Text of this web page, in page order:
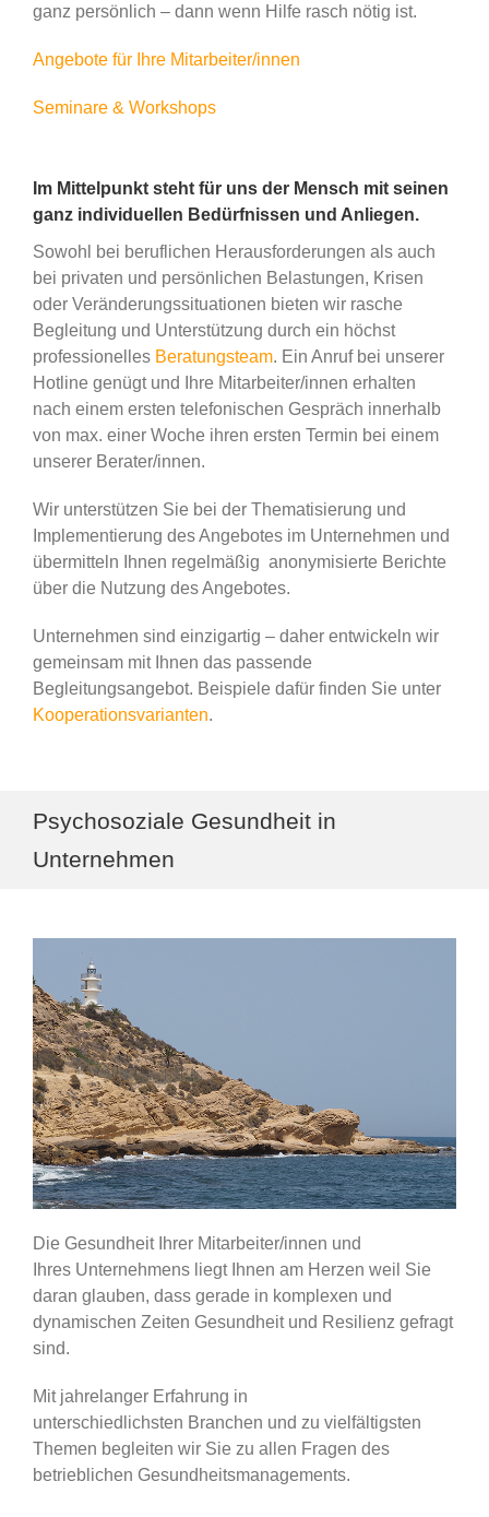
ganz persönlich – dann wenn Hilfe rasch nötig ist.
Angebote für Ihre Mitarbeiter/innen
Seminare & Workshops
Im Mittelpunkt steht für uns der Mensch mit seinen
ganz individuellen Bedürfnissen und Anliegen.
Sowohl bei beruflichen Herausforderungen als auch
bei privaten und persönlichen Belastungen, Krisen
oder Veränderungssituationen bieten wir rasche
Begleitung und Unterstützung durch ein höchst
professionelles Beratungsteam. Ein Anruf bei unserer
Hotline genügt und Ihre Mitarbeiter/innen erhalten
nach einem ersten telefonischen Gespräch innerhalb
von max. einer Woche ihren ersten Termin bei einem
unserer Berater/innen.
Wir unterstützen Sie bei der Thematisierung und
Implementierung des Angebotes im Unternehmen und
übermitteln Ihnen regelmäßig anonymisierte Berichte
über die Nutzung des Angebotes.
Unternehmen sind einzigartig – daher entwickeln wir
gemeinsam mit Ihnen das passende
Begleitungsangebot. Beispiele dafür finden Sie unter
Kooperationsvarianten.
Psychosoziale Gesundheit in
Unternehmen
Die Gesundheit Ihrer Mitarbeiter/innen und
Ihres Unternehmens liegt Ihnen am Herzen weil Sie
daran glauben, dass gerade in komplexen und
dynamischen Zeiten Gesundheit und Resilienz gefragt
sind.
Mit jahrelanger Erfahrung in
unterschiedlichsten Branchen und zu vielfältigsten
Themen begleiten wir Sie zu allen Fragen des
betrieblichen Gesundheitsmanagements.